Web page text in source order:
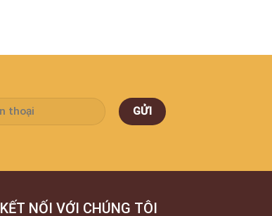
KẾT NỐI VỚI CHÚNG TÔI